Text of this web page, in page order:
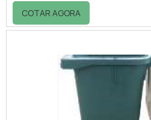
20kgPreços para lâmpadas
lâmpada UV é um gasto
equipamento de teste
equipamento são usadas
que ocorra a simulação de
de envelhecer a peça
que seja medida sua
COTAR AGORA